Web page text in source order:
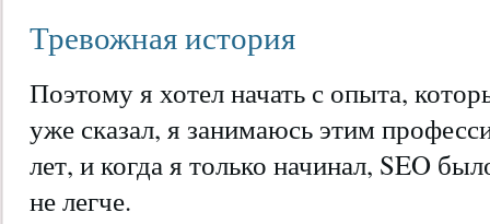
Тревожная история
Поэтому я хотел начать с опыта,
уже сказал, я занимаюсь этим
лет, и когда я только начинал, SEO
не легче.